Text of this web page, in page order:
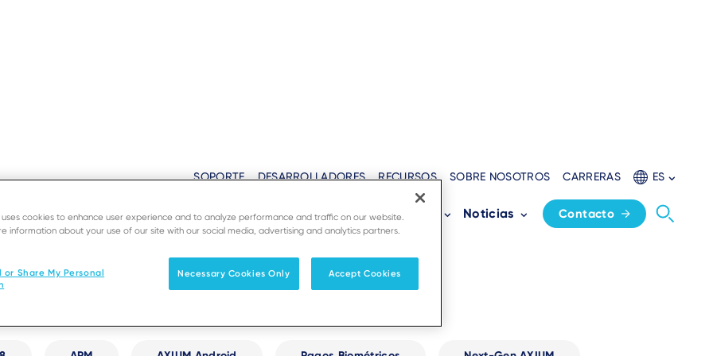
SOPORTE DESARROLLADORES RECURSOS SOBRE NOSOTROS CARRERAS ES
Soluciones Productos & Servicios Partners Noticias Contacto
uses cookies to enhance user experience and to analyze performance and traffic on our website.
information about your use of our site with our social media, advertising and analytics partners.
or Share My Personal
Necessary Cookies Only Accept Cookies